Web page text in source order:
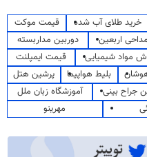
خرید طلای آب شده
قیمت موکت
مداحی اربعین
دوربین مداربسته
مواد شیمیایی
قیمت ایمپلنت
بلیط هواپیما
پرشین هتل
جراح بینی
آموزشگاه زبان ملل
مهرینو